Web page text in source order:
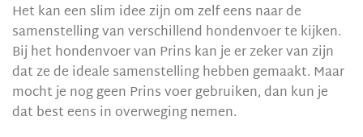
Het kan een slim idee zijn om zelf eens naar de
samenstelling van verschillend hondenvoer te kijken.
Bij het hondenvoer van Prins kan je er zeker van zijn
dat ze de ideale samenstelling hebben gemaakt. Maar
mocht je nog geen Prins voer gebruiken, dan kun je
dat best eens in overweging nemen.